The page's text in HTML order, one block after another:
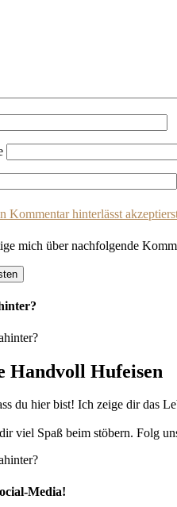
Kommentar hinterlässt
mich über nachfolgende
Handvoll Hufeisen
du hier bist! Ich zeige dir das
viel Spaß beim stöbern. Folg
Media!